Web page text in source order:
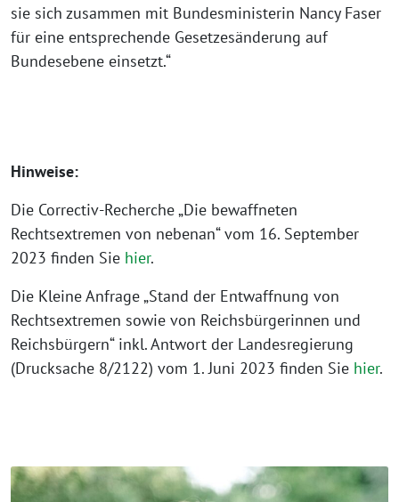
sie sich zusammen mit Bundesministerin Nancy Faser
für eine entsprechende Gesetzesänderung auf
Bundesebene einsetzt.“
Hinweise:
Die Correctiv-Recherche „Die bewaffneten
Rechtsextremen von nebenan“ vom 16. September
2023 finden Sie hier.
Die Kleine Anfrage „Stand der Entwaffnung von
Rechtsextremen sowie von Reichsbürgerinnen und
Reichsbürgern“ inkl. Antwort der Landesregierung
(Drucksache 8/2122) vom 1. Juni 2023 finden Sie hier.